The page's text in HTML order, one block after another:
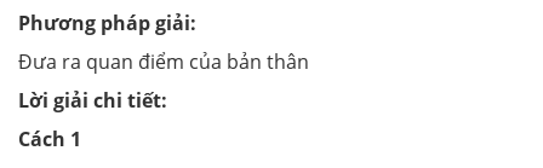
Phương pháp giải:
Đưa ra quan điểm của bản thân
Lời giải chi tiết:
Cách 1